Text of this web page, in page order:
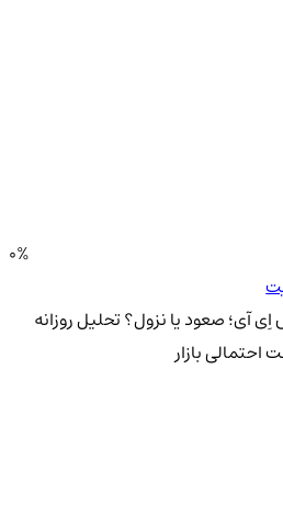
0%
آی؛ صعود یا نزول؟تحلیل روزانه
بازار